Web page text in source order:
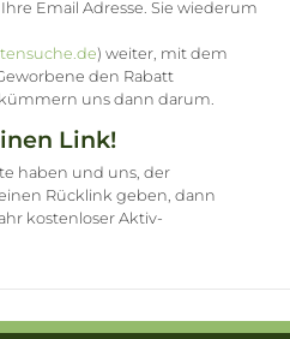
Email Adresse. Sie wiederum
) weiter, mit dem
den Rabatt
uns dann darum.
Link!
haben und uns, der
Rücklink geben, dann
kostenloser Aktiv-